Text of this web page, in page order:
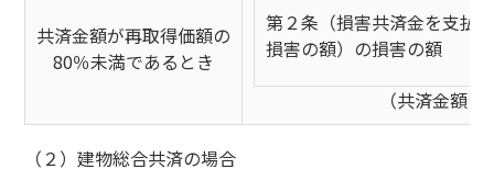
共済金額が再取得価額の
80％未満であるとき
第２条（損害共済金を支払
損害の額）の損害の額
（共済金額
（２）建物総合共済の場合